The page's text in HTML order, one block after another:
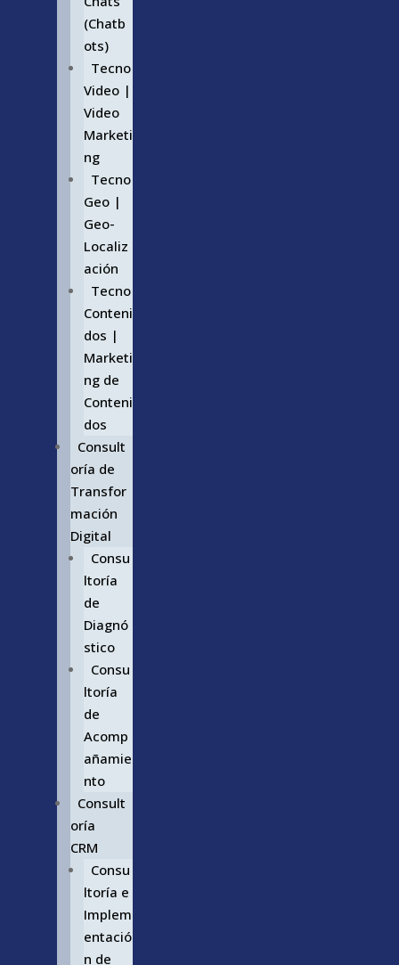
(Chatb
ots)
Tecno
Video |
Video
Marketi
ng
Tecno
Geo |
Geo-
Localiz
ación
Tecno
Conteni
dos |
Marketi
ng de
Conteni
dos
Consult
oría de
Transfor
mación
Digital
Consu
ltoría
de
Diagnó
stico
Consu
ltoría
de
Acomp
añamie
nto
Consult
oría
CRM
Consu
ltoría e
Implem
entació
n de